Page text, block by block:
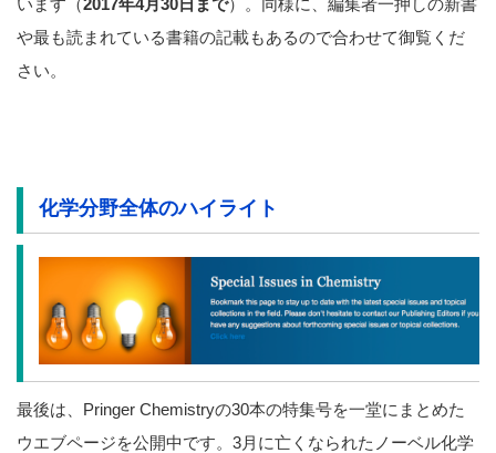
います（2017年4月30日まで）。同様に、編集者一押しの新書
や最も読まれている書籍の記載もあるので合わせて御覧くだ
さい。
化学分野全体のハイライト
最後は、Pringer Chemistryの30本の特集号を一堂にまとめた
ウエブページを公開中です。 3月に亡くなられたノーベル化学